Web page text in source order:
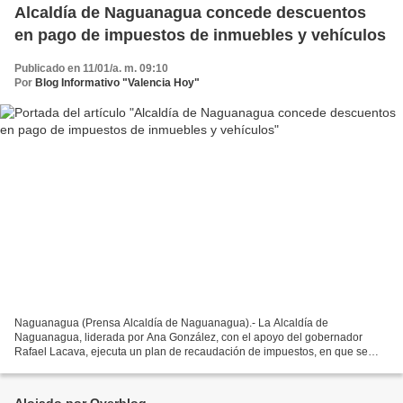
Alcaldía de Naguanagua concede descuentos
en pago de impuestos de inmuebles y vehículos
Publicado en 11/01/a. m. 09:10
Por Blog Informativo "Valencia Hoy"
Naguanagua (Prensa Alcaldía de Naguanagua).- La Alcaldía de
Naguanagua, liderada por Ana González, con el apoyo del gobernador
Rafael Lacava, ejecuta un plan de recaudación de impuestos, en que se